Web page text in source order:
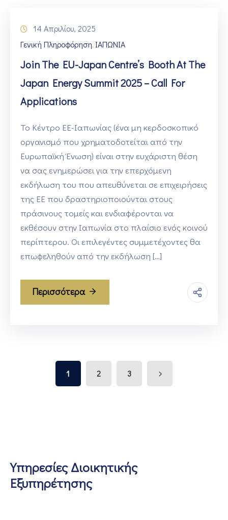
14 Απριλίου, 2025
Γενική Πληροφόρηση‚ ΙΑΠΩΝΙΑ
Join The EU-Japan Centre’s Booth At The
Japan Energy Summit 2025 – Call For
Applications
Το Κέντρο ΕΕ-Ιαπωνίας (ένα μη κερδοσκοπικό
οργανισμό που χρηματοδοτείται από την
Ευρωπαϊκή Ένωση) είναι στην ευχάριστη θέση
να σας ενημερώσει για την επερχόμενη
εκδήλωση του που απευθύνεται σε επιχειρήσεις
της ΕΕ που δραστηριοποιούνται στους
πράσινους τομείς και ενδιαφέρονται να
εκθέσουν στην Ιαπωνία στο πλαίσιο ενός κοινού
περίπτερου. Οι επιλεγέντες συμμετέχοντες θα
επωφεληθούν από την εκδήλωση […]
Περισσότερα
1 2 3
Υπηρεσίες Διοικητικής
Εξυπηρέτησης